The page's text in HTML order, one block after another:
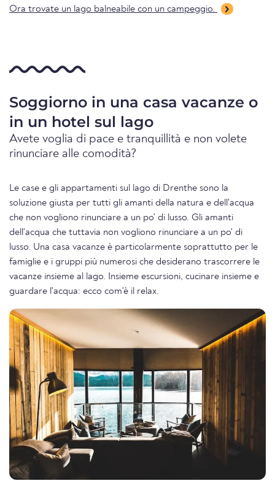
Ora trovate un lago balneabile con un campeggio.
Soggiorno in una casa vacanze o
in un hotel sul lago
Avete voglia di pace e tranquillità e non volete
rinunciare alle comodità?
Le case e gli appartamenti sul lago di Drenthe sono la
soluzione giusta per tutti gli amanti della natura e dell'acqua
che non vogliono rinunciare a un po' di lusso. Gli amanti
dell'acqua che tuttavia non vogliono rinunciare a un po' di
lusso. Una casa vacanze è particolarmente soprattutto per le
famiglie e i gruppi più numerosi che desiderano trascorrere le
vacanze insieme al lago. Insieme escursioni, cucinare insieme e
guardare l'acqua: ecco com'è il relax.